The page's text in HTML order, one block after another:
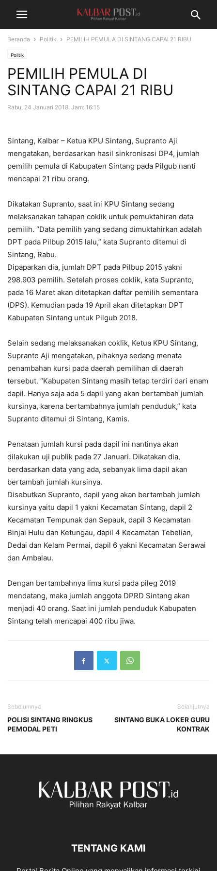
Beranda Politik PEMILIH PEMULA DI SINTANG CAPAI 21 RIBU
Politik
PEMILIH PEMULA DI
SINTANG CAPAI 21 RIBU
Rabu, 24 Januari 2018. Jam: 16:15
Sintang, Kalbar – Ketua KPU Sintang, Supranto Aji
mengatakan, berdasarkan hasil sinkronisasi DP4, jumlah
pemilih pemula di Kabupaten Sintang pada Pilgub nanti
mencapai 21 ribu orang.
Dikatakan Supranto, saat ini KPU Sintang sedang
melaksanakan tahapan coklik untuk pemuktahiran data
pemilih. “Data pemilih yang sedang dimuktahirkan adalah
DPT pada Pilbup 2015 lalu,” kata Supranto ditemui di
Sintang, Rabu.
Dipaparkan dia, jumlah DPT pada Pilbup 2015 yakni
298.903 pemilih. Setelah proses coklik, kata Supranto,
pada 16 Maret akan ditetapkan daftar pemilih sementara
(DPS). Kemudian pada 19 April akan ditetapkan DPT
Kabupaten Sintang untuk Pilgub 2018.
Selain sedang melaksanakan coklik, Ketua KPU Sintang,
Supranto Aji mengatakan, pihaknya sedang menata
penambahan kursi pada daerah pemilihan di daerah
tersebut. “Kabupaten Sintang masih tetap terdiri dari enam
dapil. Hanya saja ada 5 dapil yang akan bertambah jumlah
kursinya, karena bertambahnya jumlah penduduk,” kata
Supranto ditemui di Sintang, Kamis.
Penataan jumlah kursi pada dapil ini nantinya akan
dilakukan uji publik pada 27 Januari. Dikatakan dia,
berdasarkan data yang ada, sebanyak lima dapil akan
bertambah jumlah kursinya.
Disebutkan Supranto, dapil yang akan bertambah jumlah
kursinya yaitu dapil 1 yakni Kecamatan Sintang, dapil 2
Kecamatan Tempunak dan Sepauk, dapil 3 Kecamatan
Binjai Hulu dan Ketungau, dapil 4 Kecamatan Tebelian,
Dedai dan Kelam Permai, dapil 6 yakni Kecamatan Serawai
dan Ambalau.
Dengan bertambahnya lima kursi pada pileg 2019
mendatang, maka jumlah anggota DPRD Sintang akan
menjadi 40 orang. Saat ini jumlah penduduk Kabupaten
Sintang telah mencapai 400 ribu jiwa.
Sebelumnya
POLISI SINTANG RINGKUS
PEMODAL PETI
Selanjutnya
SINTANG BUKA LOKER GURU
KONTRAK
TENTANG KAMI